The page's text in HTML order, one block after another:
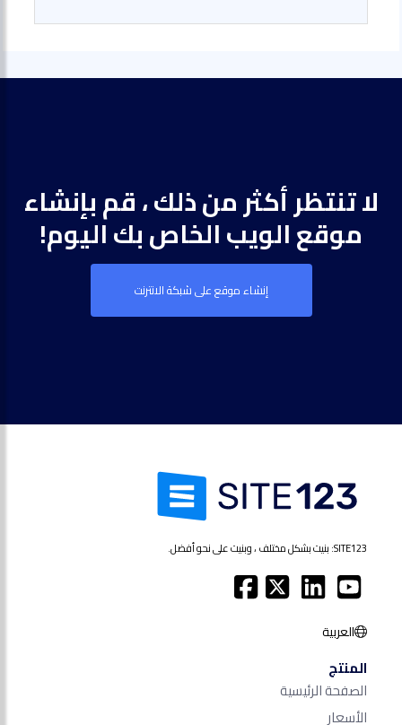
لا تنتظر أكثر من ذلك ، قم بإنشاء
موقع الويب الخاص بك اليوم!
إنشاء موقع على شبكة الانترنت
SITE123: بنيت بشكل مختلف ، وبنيت على نحو أفضل.
العربية
المنتج
الصفحة الرئيسية
الأسعار